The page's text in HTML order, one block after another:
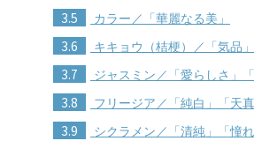
3.5 カラー／「華麗なる美」
3.6 キキョウ（桔梗）／「気品」
3.7 ジャスミン／「愛らしさ」「
3.8 フリージア／「純白」「天真
3.9 シクラメン／「清純」「憧れ